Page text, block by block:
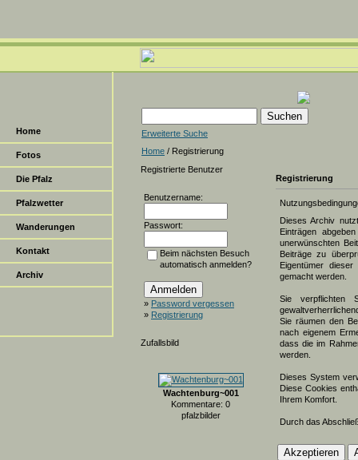
Home
Fotos
Die Pfalz
Pfalzwetter
Wanderungen
Kontakt
Archiv
Erweiterte Suche
Home / Registrierung
Registrierte Benutzer
Benutzername:
Passwort:
Beim nächsten Besuch
automatisch anmelden?
» Password vergessen
» Registrierung
Zufallsbild
Wachtenburg~001
Kommentare: 0
pfalzbilder
Registrierung
Dieses Archiv
Einträgen
unerwünschten
Beiträge zu
Eigentümer
gemacht werden.
Sie verpflichten
Sie räumen den
nach eigenem
dass die im
werden.
Dieses System
Diese Cookies
Ihrem Komfort.
Durch das